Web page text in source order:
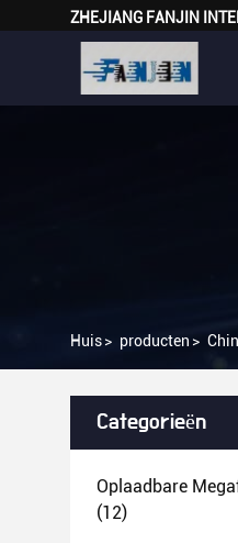
ZHEJIANG FANJIN
Huis> producten >
Categorieën
Oplaadbare
(12)